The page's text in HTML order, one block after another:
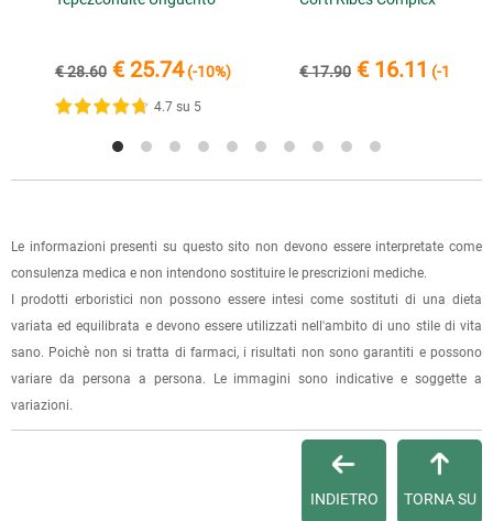
spese di spedizione e sarai avvisato con una e-mail quando
l'ordine sarà pronto per il ritiro.
La spedizione è accompagnata da un riepilogo d'ordine,
oppure dalla fattura se richiesta al momento dell'ordine
Dalla tuaArea Clientepotrai verificare lo stato di lavorazione
dell'ordine e lo stato della spedizione.
Per qualsiasi informazione, contattaci viae-mail.
Per maggiori dettagli, vedi le
€ 28.60 € 25.74(-10%)
4.7 su 5
€ 17.90 € 16.11 (-10%)
Le informazioni presenti su questo sito non devono essere interpretate come
consulenza medica e non intendono sostituire le prescrizioni mediche.
I prodotti erboristici non possono essere intesi come sostituti di una dieta
variata ed equilibrata e devono essere utilizzati nell'ambito di uno stile di vita
sano. Poichè non si tratta di farmaci, i risultati non sono garantiti e possono
variare da persona a persona. Le immagini sono indicative e soggette a
variazioni.
TORNA SU
INDIETRO